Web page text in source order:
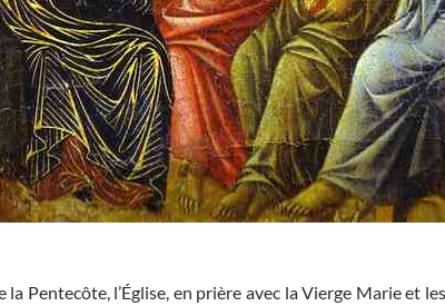
la Pentecôte, l’Église, en prière avec la Vierge Marie et